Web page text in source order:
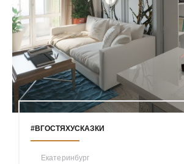
#ВГОСТЯХУСКАЗКИ
Екатеринбург